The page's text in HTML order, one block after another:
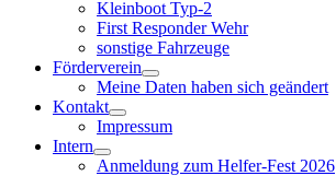
Kleinboot Typ-2
First Responder Wehr
sonstige Fahrzeuge
Förderverein
Meine Daten haben sich geändert
Kontakt
Impressum
Intern
Anmeldung zum Helfer-Fest 2026